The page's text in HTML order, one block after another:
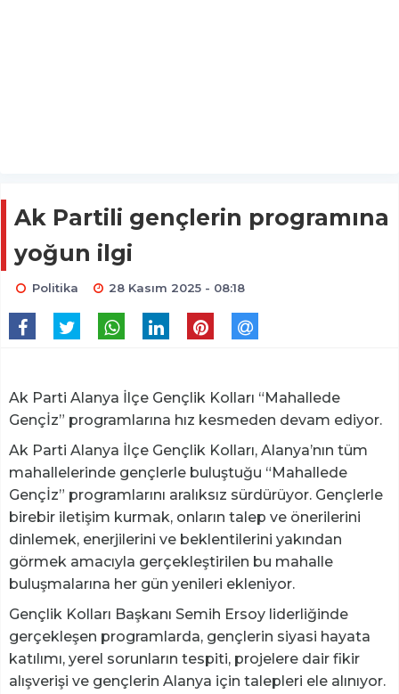
Ak Partili gençlerin programına
yoğun ilgi
Politika 28 Kasım 2025 - 08:18
Ak Parti Alanya İlçe Gençlik Kolları “Mahallede
Gençİz” programlarına hız kesmeden devam ediyor.
Ak Parti Alanya İlçe Gençlik Kolları, Alanya’nın tüm
mahallelerinde gençlerle buluştuğu “Mahallede
Gençİz” programlarını aralıksız sürdürüyor. Gençlerle
birebir iletişim kurmak, onların talep ve önerilerini
dinlemek, enerjilerini ve beklentilerini yakından
görmek amacıyla gerçekleştirilen bu mahalle
buluşmalarına her gün yenileri ekleniyor.
Gençlik Kolları Başkanı Semih Ersoy liderliğinde
gerçekleşen programlarda, gençlerin siyasi hayata
katılımı, yerel sorunların tespiti, projelere dair fikir
alışverişi ve gençlerin Alanya için talepleri ele alınıyor.